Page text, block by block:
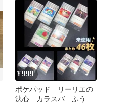
¥999
ポケパッド リーリエの
決心 カラスバ ふうせ